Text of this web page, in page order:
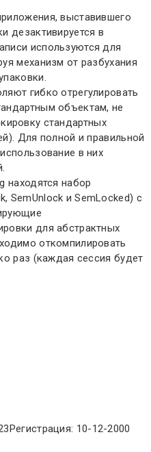
выставившего
дезактивируется в
используются для
механизм от разбухания
гибко отрегулировать
объектам, не
стандартных
Для полной и правильной
в них
находятся набор
SemUnlock и SemLocked) с
для абстрактных
откомпилировать
раз (каждая сессия будет
Регистрация: 10-12-2000